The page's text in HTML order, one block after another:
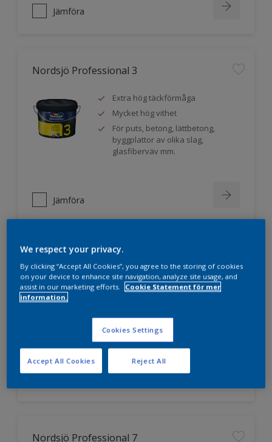
Jämföra
Nordsjö Professional 3
Extra hög täckförmåga
Mycket hög vithet
För puts, betong, lättbetong,
byggplattor av olika slag,
glasfiberväv mm.
Jämföra
Miljömärkt med Svanen
Mycket hög vithet
Nordsjö Professional 7
We respect your privacy.
By clicking “Accept All Cookies”, you agree to the storing of cookies
on your device to enhance site navigation, analyze site usage, and
assist in our marketing efforts.
Cookie Statement för mer
information.
Cookies Settings
Reject All
Accept All Cookies